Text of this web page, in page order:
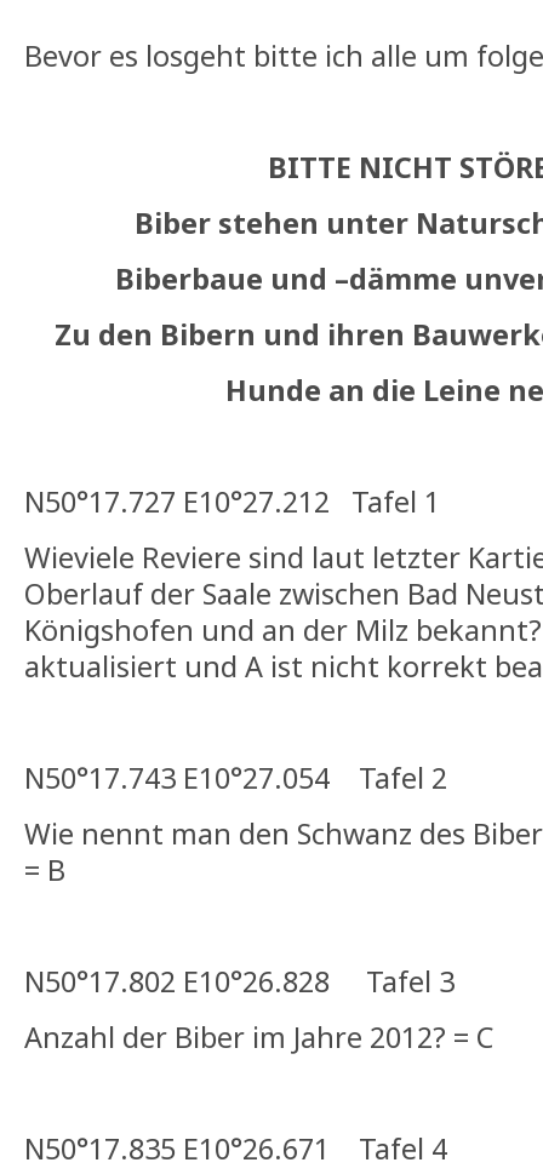
Bevor es losgeht bitte ich alle um
BITTE NICHT
Biber stehen unter
Biberbaue und –dämme
Zu den Bibern und ihren
Hunde an die Leine
N50°17.727 E10°27.212 Tafel 1
Wieviele Reviere sind laut letzter
Oberlauf der Saale zwischen Bad
Königshofen und an der Milz
aktualisiert und A ist nicht korrekt
N50°17.743 E10°27.054 Tafel 2
Wie nennt man den Schwanz des
= B
N50°17.802 E10°26.828 Tafel 3
Anzahl der Biber im Jahre 2012? = C
N50°17.835 E10°26.671 Tafel 4